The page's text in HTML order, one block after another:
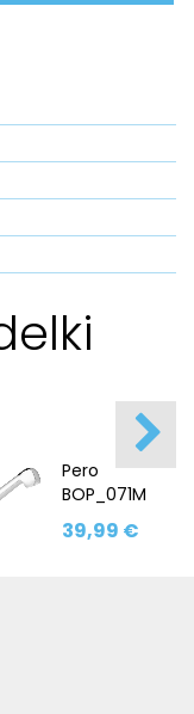
Pero
BOP_071M
39,99 €